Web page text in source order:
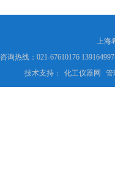
上海
咨询热线：021-67610176
技术支持：
化工仪器网 管